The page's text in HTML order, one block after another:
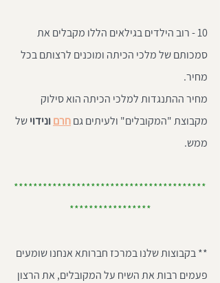
10 - רוב הילדים בגילאים הללו מקבלים את
סמכותם של מלכי הכיתה ומוכנים לרצותם בכל
מחיר.
מחיר ההתנגדות למלכי הכיתה הוא סילוק
מקבוצת "המקובלים" ולעיתים גםחרם ונידוי של
ממש.
****************************************
*****************
** בקבוצות שלנו במרכז חברותא אנחנו שומעים
פעמים רבות את השיח על המקובלים, את הרצון